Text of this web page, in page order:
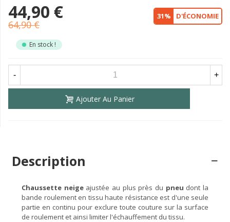
44,90 €
64,90 €
31% D'ÉCONOMIE
En stock !
- +
Ajouter Au Panier
Description
Chaussette neigeajustée au plus près du pneu dont la
bande roulement en tissu haute résistance est d'une seule
partie en continu pour exclure toute couture sur la surface
de roulement et ainsi limiter l'échauffement du tissu.